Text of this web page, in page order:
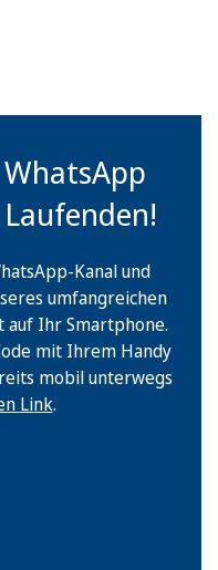
Kanal und
umfangreichen
Ihr Smartphone.
mit Ihrem Handy
mobil unterwegs
Link.